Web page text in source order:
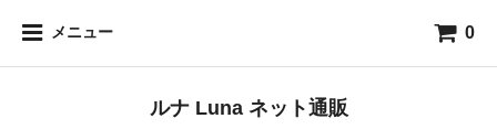
メニュー 0
ルナ Luna ネット通販